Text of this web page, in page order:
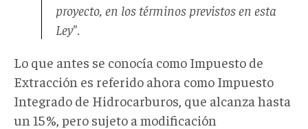
proyecto, en los términos previstos en esta
Ley".
Lo que antes se conocía como Impuesto de
Extracción es referido ahora como Impuesto
Integrado de Hidrocarburos, que alcanza hasta
un 15 %, pero sujeto a modificación